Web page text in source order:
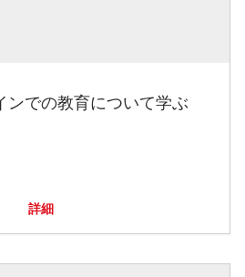
ンでの教育について学ぶ
詳細